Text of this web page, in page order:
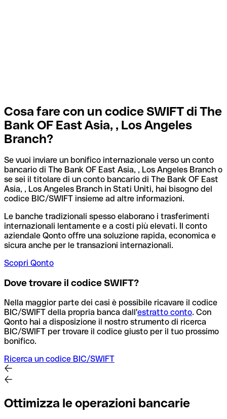
Cosa fare con un codice SWIFT di The
Bank OF East Asia, , Los Angeles
Branch?
Se vuoi inviare un bonifico internazionale verso un conto
bancario di The Bank OF East Asia, , Los Angeles Branch o
se sei il titolare di un conto bancario di The Bank OF East
Asia, , Los Angeles Branch in Stati Uniti, hai bisogno del
codice BIC/SWIFT insieme ad altre informazioni.
Le banche tradizionali spesso elaborano i trasferimenti
internazionali lentamente e a costi più elevati. Il conto
aziendale Qonto offre una soluzione rapida, economica e
sicura anche per le transazioni internazionali.
Scopri Qonto
Dove trovare il codice SWIFT?
Nella maggior parte dei casi è possibile ricavare il codice
BIC/SWIFT della propria banca dall'estratto conto. Con
Qonto hai a disposizione il nostro strumento di ricerca
BIC/SWIFT per trovare il codice giusto per il tuo prossimo
bonifico.
Ricerca un codice BIC/SWIFT
Ottimizza le operazioni bancarie